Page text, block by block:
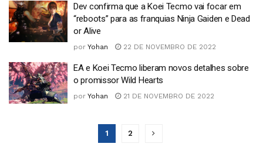
Dev confirma que a Koei Tecmo vai focar em
“reboots” para as franquias Ninja Gaiden e Dead
or Alive
por Yohan 22 DE NOVEMBRO DE 2022
EA e Koei Tecmo liberam novos detalhes sobre
o promissor Wild Hearts
por Yohan 21 DE NOVEMBRO DE 2022
1 2